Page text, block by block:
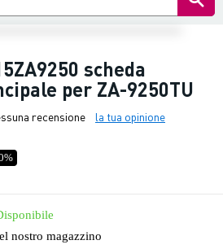
scheda
per ZA-9250TU
recensione la tua opinione
nostro magazzino